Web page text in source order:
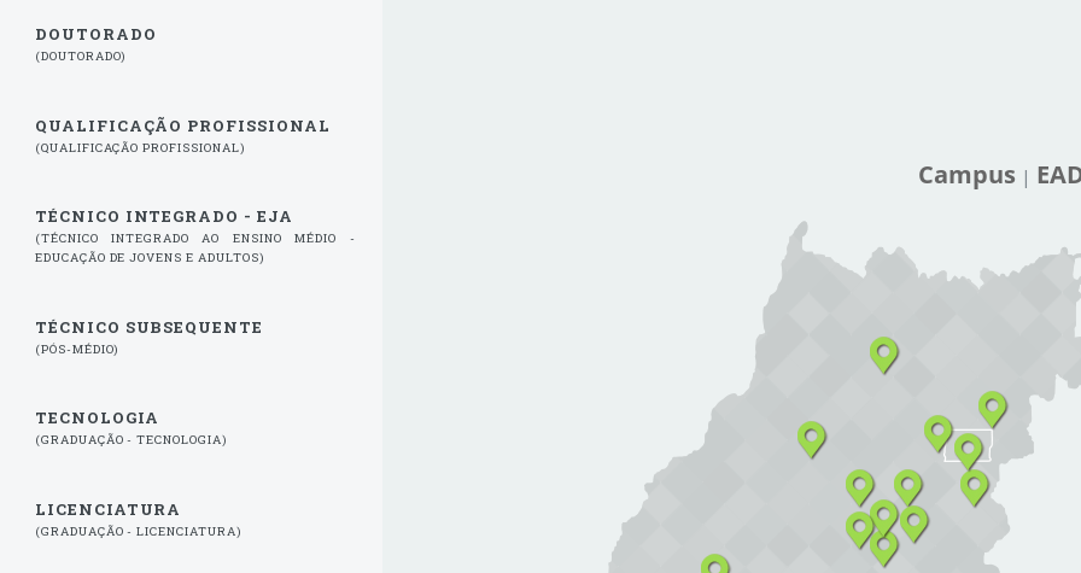
Campus |
DOUTORADO
(DOUTORADO)
QUALIFICAÇÃO PROFISSIONAL
(QUALIFICAÇÃO PROFISSIONAL)
TÉCNICO INTEGRADO - EJA
(TÉCNICO INTEGRADO AO ENSINO MÉDIO -
EDUCAÇÃO DE JOVENS E ADULTOS)
TÉCNICO SUBSEQUENTE
(PÓS-MÉDIO)
TECNOLOGIA
(GRADUAÇÃO - TECNOLOGIA)
LICENCIATURA
(GRADUAÇÃO - LICENCIATURA)